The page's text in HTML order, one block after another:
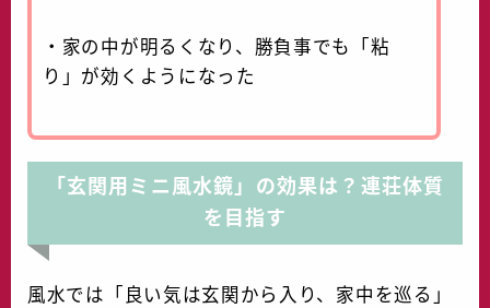
・家の中が明るくなり、勝負事でも「粘
り」が効くようになった
「玄関用ミニ風水鏡」の効果は？連荘体質
を目指す
風水では「良い気は玄関から入り、家中を巡る」